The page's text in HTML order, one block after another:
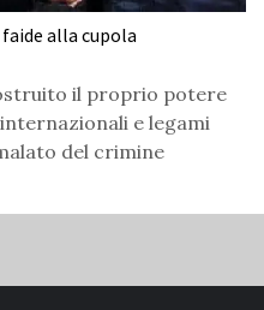
alla cupola
il proprio potere
e legami
del crimine